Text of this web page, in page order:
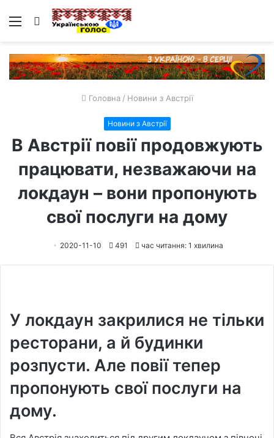
Меню Пошук
Головна / Новини з Австрії
Новини з Австрії
В Австрії повії продовжують
працювати, незважаючи на
локдаун – вони пропонують
свої послуги на дому
2020-11-10 491 час читання: 1 хвилина
У локдаун закрилися не тільки
ресторани, а й будинки
розпусти. Але повії тепер
пропонують свої послуги на
дому.